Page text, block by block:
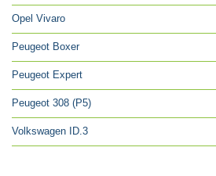
Opel Vivaro
Peugeot Boxer
Peugeot Expert
Peugeot 308 (P5)
Volkswagen ID.3